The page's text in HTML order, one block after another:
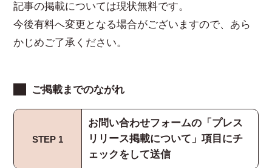
記事の掲載については現状無料です。
今後有料へ変更となる場合がございますので、あら
かじめご了承ください。
ご掲載までのながれ
STEP 1
お問い合わせフォームの「プレス
リリース掲載について」項目にチ
ェックをして送信